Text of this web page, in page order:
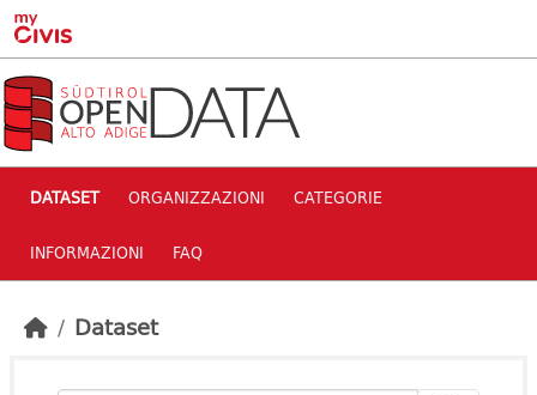
Skip to main content
DATASET ORGANIZZAZIONI CATEGORIE
INFORMAZIONI FAQ
Dataset